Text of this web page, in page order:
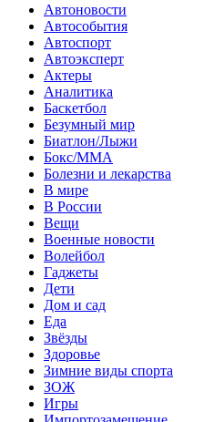
Автоновости
Автособытия
Автоспорт
Автоэксперт
Актеры
Аналитика
Баскетбол
Безумный мир
Биатлон/Лыжи
Бокс/MMA
Болезни и лекарства
В мире
В России
Вещи
Военные новости
Волейбол
Гаджеты
Дети
Дом и сад
Еда
Звёзды
Здоровье
Зимние виды спорта
ЗОЖ
Игры